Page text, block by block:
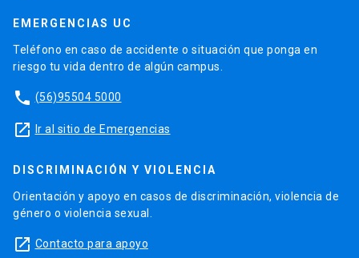
EMERGENCIAS UC
Teléfono en caso de accidente o situación que ponga en
riesgo tu vida dentro de algún campus.
phone (56)95504 5000
launch Ir al sitio de Emergencias
DISCRIMINACIÓN Y VIOLENCIA
Orientación y apoyo en casos de discriminación, violencia de
género o violencia sexual.
launch Contacto para apoyo